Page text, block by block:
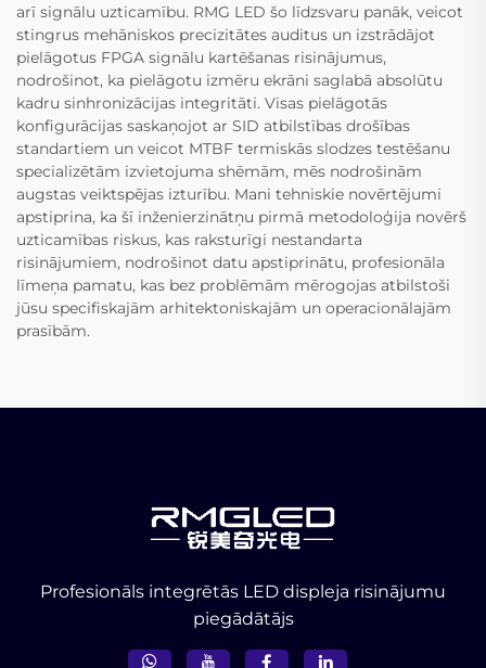
arī signālu uzticamību. RMG LED šo līdzsvaru panāk, veicot
stingrus mehāniskos precizitātes auditus un izstrādājot
pielāgotus FPGA signālu kartēšanas risinājumus,
nodrošinot, ka pielāgotu izmēru ekrāni saglabā absolūtu
kadru sinhronizācijas integritāti. Visas pielāgotās
konfigurācijas saskaņojot ar SID atbilstības drošības
standartiem un veicot MTBF termiskās slodzes testēšanu
specializētām izvietojuma shēmām, mēs nodrošinām
augstas veiktspējas izturību. Mani tehniskie novērtējumi
apstiprina, ka šī inženierzinātņu pirmā metodoloģija novērš
uzticamības riskus, kas raksturīgi nestandarta
risinājumiem, nodrošinot datu apstiprinātu, profesionāla
līmeņa pamatu, kas bez problēmām mērogojas atbilstoši
jūsu specifiskajām arhitektoniskajām un operacionālajām
prasībām.
Profesionāls integrētās LED displeja risinājumu
piegādātājs